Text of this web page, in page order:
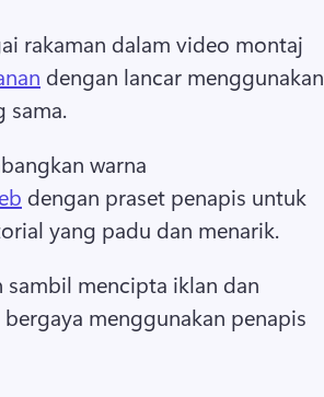
rakaman dalam video montaj
dengan lancar menggunakan
sama.
warna
dengan praset penapis untuk
yang padu dan menarik.
sambil mencipta iklan dan
menggunakan penapis